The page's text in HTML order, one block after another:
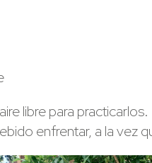
libre para
enfrentar, a la vez